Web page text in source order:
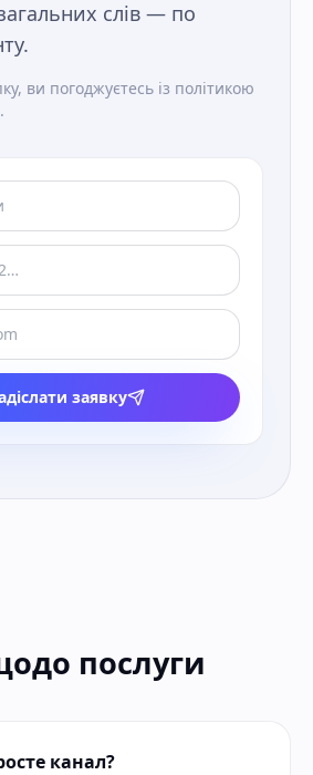
слів — по
ви погоджуєтесь із політикою
заявку
послуги
канал?